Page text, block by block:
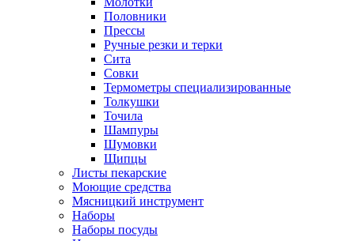
Половники
Прессы
Ручные резки и терки
Сита
Совки
Термометры специализированные
Толкушки
Точила
Шампуры
Шумовки
Щипцы
Листы пекарские
Моющие средства
Мясницкий инструмент
Наборы
Наборы посуды